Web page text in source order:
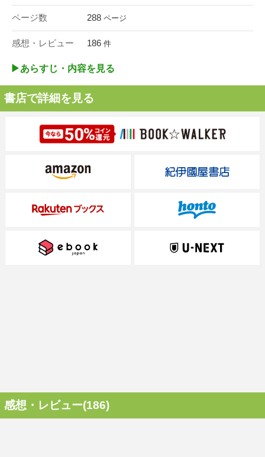
ページ数 288 ページ
感想・レビュー 186 件
▶︎あらすじ・内容を見る
書店で詳細を見る
感想・レビュー(186)